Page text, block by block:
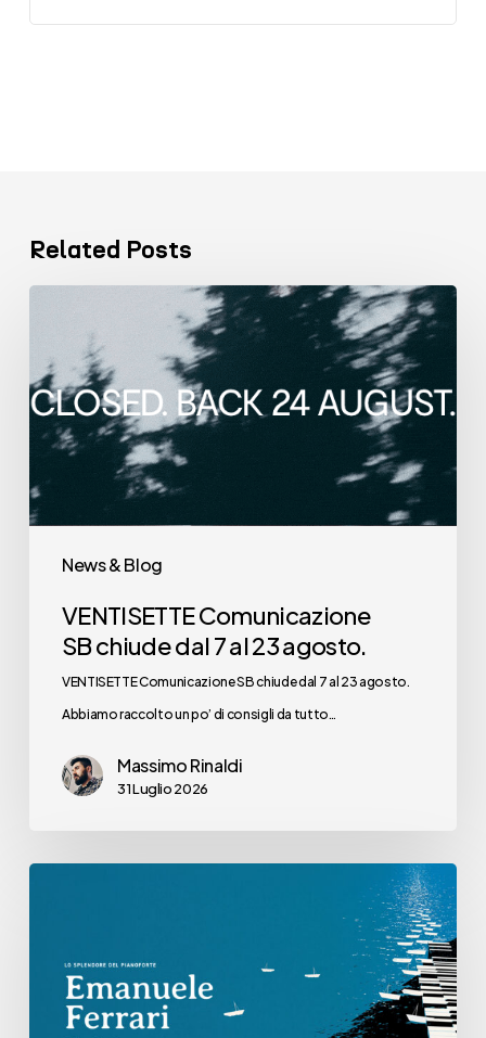
Related Posts
News & Blog
Comunicazione
SB chiude
dal
23
agosto.
VENTISETTE Comunicazione
SB chiude dal 7 al 23 agosto.
VENTISETTE Comunicazione SB chiude dal 7 al 23 agosto.
Abbiamo raccolto un po’ di consigli da tutto…
Massimo Rinaldi
31 Luglio 2026
Pietro